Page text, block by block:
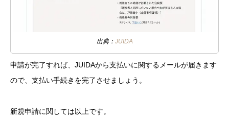
出典： JUIDA
申請が完了すれば、JUIDAから支払いに関するメールが届きます
ので、支払い手続きを完了させましょう。
新規申請に関しては以上です。